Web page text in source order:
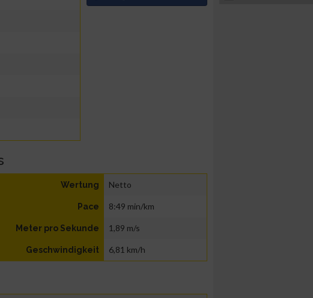
Wertung Netto
Pace 8:49 min/km
Meter pro Sekunde 1,89 m/s
Geschwindigkeit 6,81 km/h